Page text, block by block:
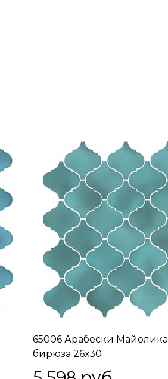
65006 Арабески Майолика
бирюза 26х30